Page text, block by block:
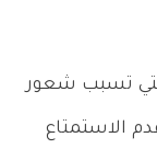
تسبب شعور
الاستمتاع